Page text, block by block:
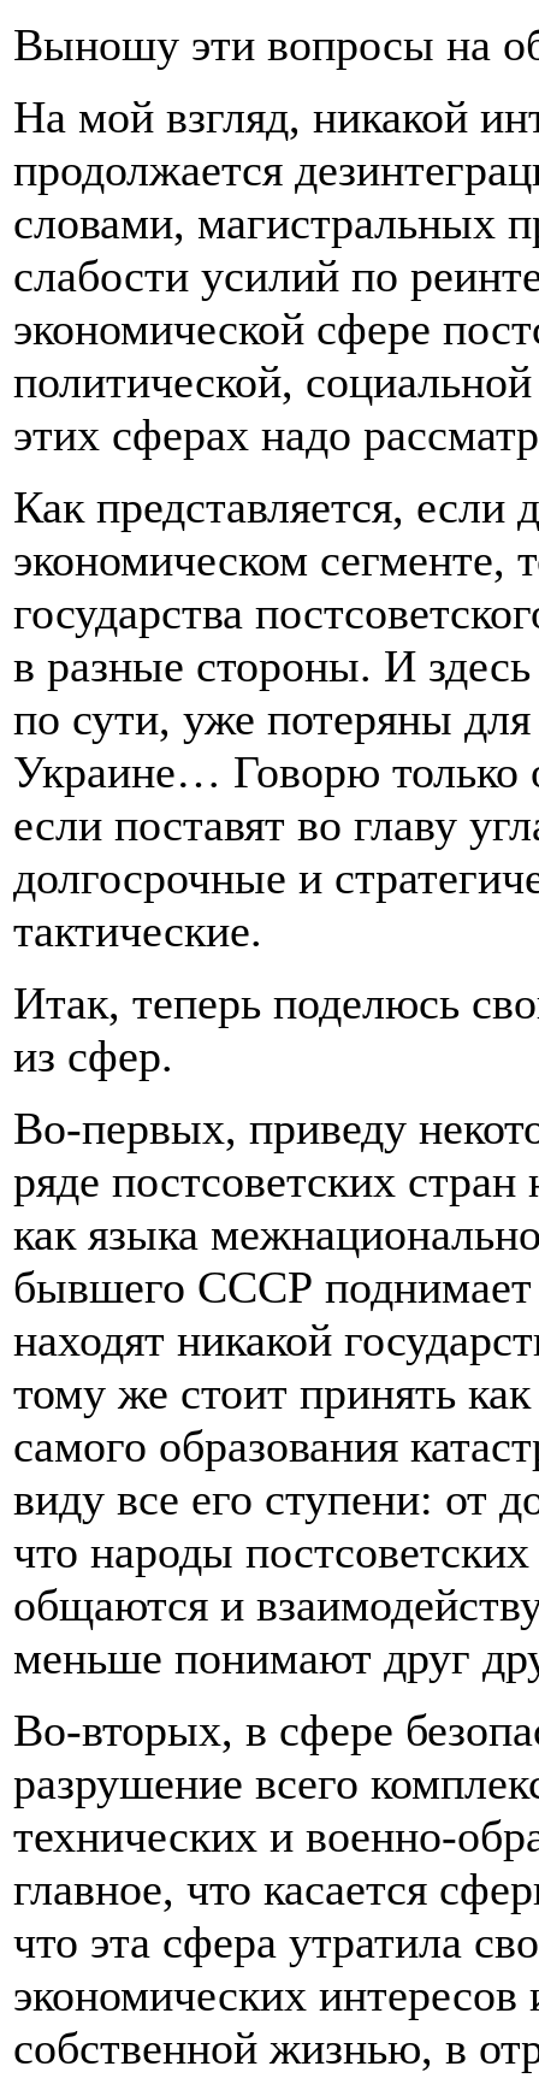
Выношу эти вопросы на
На мой взгляд, никакой
продолжается
словами, магистральных
слабости усилий по
экономической сфере
политической,
этих сферах надо
Как представляется, если
экономическом
государства
в разные стороны. И
по сути, уже потеряны
Украине… Говорю только
если поставят во главу
долгосрочные и
тактические.
Итак, теперь поделюсь
из сфер.
Во-первых, приведу
ряде постсоветских
как языка
бывшего СССР поднимает
находят никакой
тому же стоит принять
самого образования
виду все его ступени: от
что народы
общаются и
меньше понимают друг
Во-вторых, в сфере
разрушение всего
технических и военно-
главное, что касается
что эта сфера утратила
экономических
собственной жизнью, в